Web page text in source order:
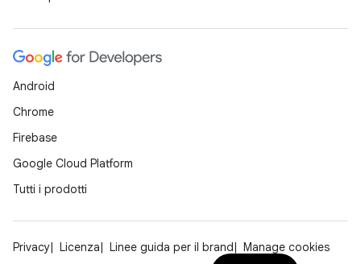
Android
Chrome
Firebase
Google Cloud Platform
Tutti i prodotti
Privacy Licenza Linee guida per il brand
Manage cookies